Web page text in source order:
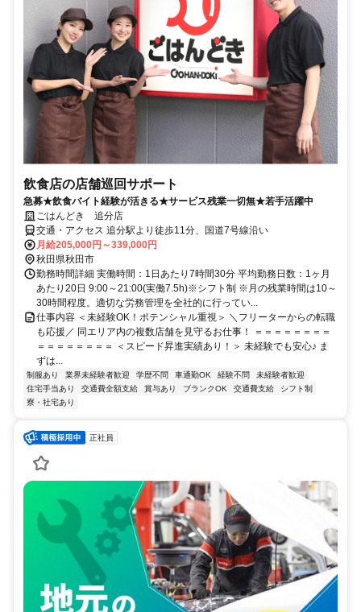
飲食店の店舗巡回サポート
急募★飲食バイト経験が活きる★サービス残業一切無★若手活躍中
ごはんどき 追分店
交通・アクセス 追分駅より徒歩11分、国道7号線沿い
月給205,000円～339,000円
秋田県秋田市
勤務時間詳細 実働時間：1日あたり7時間30分 平均勤務日数：1ヶ月
あたり20日 9:00～21:00(実働7.5h)※シフト制 ※月の残業時間は10～
30時間程度。適切な労務管理を全社的に行ってい...
仕事内容 ＜未経験OK！ポテンシャル重視＞ ＼フリーターからの転職
も応援／ 同エリア内の複数店舗を見守るお仕事！ ＝＝＝＝＝＝＝＝
＝＝＝＝＝＝＝＝ ＜スピード昇進実績あり！＞ 未経験でも安心♪ ま
ずは...
制服あり 業界未経験者歓迎 学歴不問 車通勤OK 経験不問
未経験者歓迎
住宅手当あり
交通費全額支給 賞与あり ブランクOK 交通費支給
シフト制
寮・社宅あり
正社員